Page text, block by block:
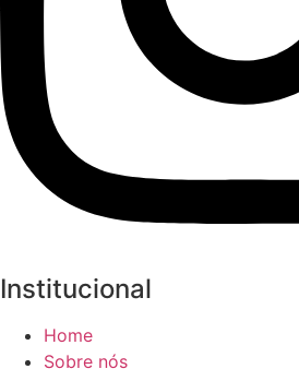
Institucional
Home
Sobre nós